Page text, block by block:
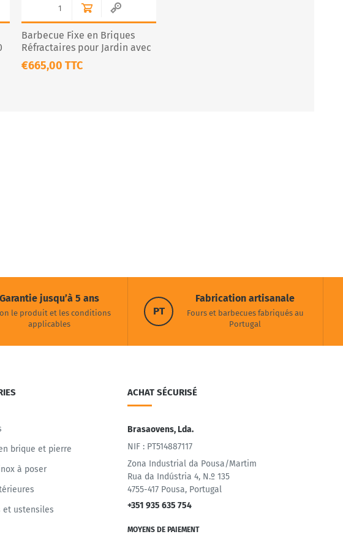
Barbecue Fixe en Briques
Réfractaires pour Jardin avec
Grill 60 cm – CS133-60
€665,00 TTC
Garantie jusqu’à 5 ans
le produit et les conditions
applicables
PT
Fabrication artisanale
Fours et barbecues fabriqués au
Portugal
brique et pierre
à poser
et ustensiles
ACHAT SÉCURISÉ
Brasaovens, Lda.
NIF : PT514887117
Zona Industrial da Pousa/Martim
Rua da Indústria 4, N.º 135
4755-417 Pousa, Portugal
+351 935 635 754
MOYENS DE PAIEMENT